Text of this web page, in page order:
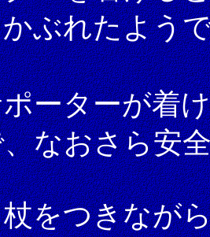
ぶれたよう
ーターが着
なおさら安
をつきなが